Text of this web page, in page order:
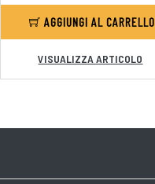
AGGIUNGI AL CARRELLO
VISUALIZZA ARTICOLO